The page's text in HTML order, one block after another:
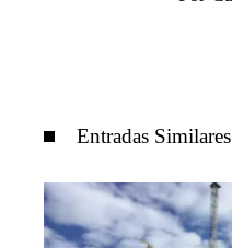
Entradas Similares